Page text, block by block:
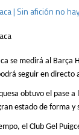
| Sin afición no
se medirá al
seguir en directo
obtuvo el pase a
estado de forma
el Club Gel